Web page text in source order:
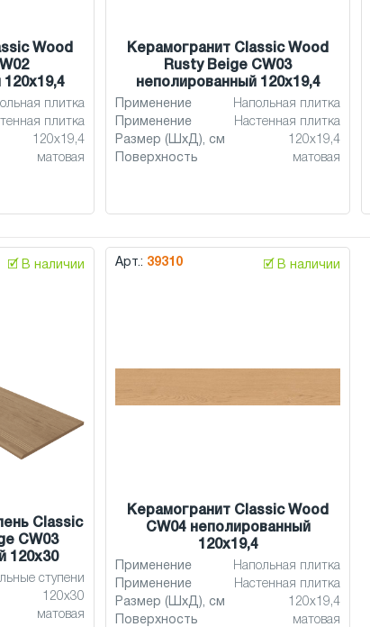
Wood
плитка
плитка
120x19,4
матовая
Керамогранит Classic Wood
Rusty Beige CW03
неполированный 120x19,4
Применение
Напольная плитка
Применение
Настенная плитка
Размер (ШхД), см
120x19,4
Поверхность
матовая
🗹 В наличии
Classic
CW03
120x30
ступени
120x30
матовая
Арт.: 39310 🗹 В наличии
Керамогранит Classic Wood
CW04 неполированный
120x19,4
Применение
Напольная плитка
Применение
Настенная плитка
Размер (ШхД), см
120x19,4
Поверхность
матовая